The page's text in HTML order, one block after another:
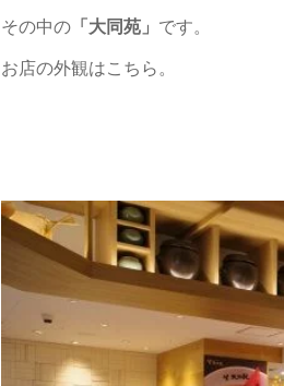
エリア」です。では、具体...
その中の「大同苑」 です。
お店の外観はこちら。